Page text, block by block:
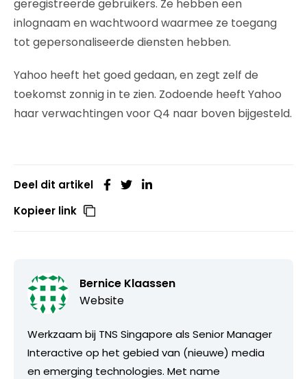
geregistreerde gebruikers. Ze hebben een
inlognaam en wachtwoord waarmee ze toegang
tot gepersonaliseerde diensten hebben.
Yahoo heeft het goed gedaan, en zegt zelf de
toekomst zonnig in te zien. Zodoende heeft Yahoo
haar verwachtingen voor Q4 naar boven bijgesteld.
Deel dit artikel
Kopieer link
Bernice Klaassen
Website
Werkzaam bij TNS Singapore als Senior Manager
Interactive op het gebied van (nieuwe) media
en emerging technologies. Met name